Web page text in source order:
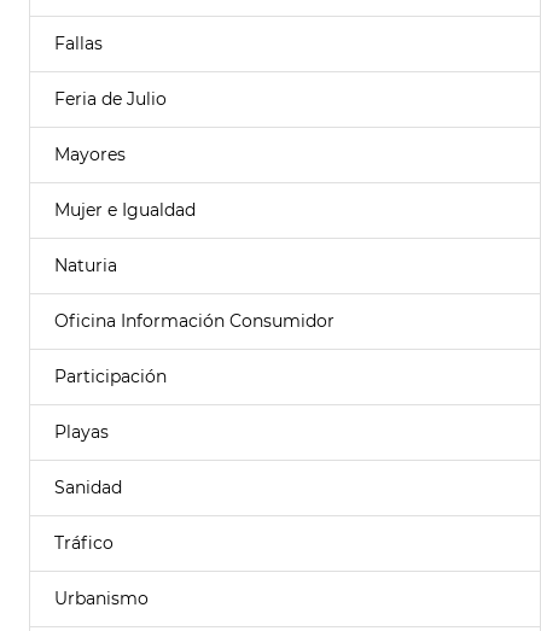
Fallas
Feria de Julio
Mayores
Mujer e Igualdad
Naturia
Oficina Información Consumidor
Participación
Playas
Sanidad
Tráfico
Urbanismo